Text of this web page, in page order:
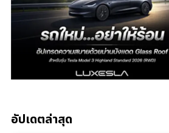
อัปเดตล่าสุด